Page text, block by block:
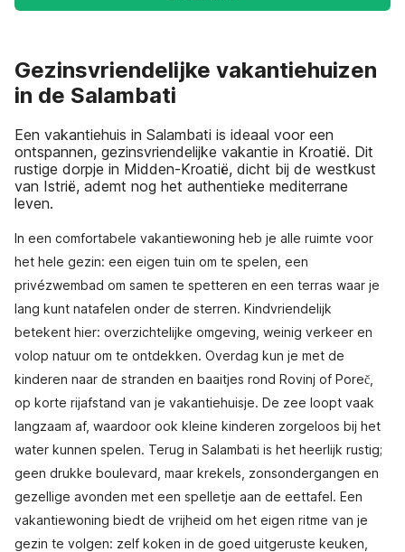
Gezinsvriendelijke vakantiehuizen
in de Salambati
Een vakantiehuis in Salambati is ideaal voor een
ontspannen, gezinsvriendelijke vakantie in Kroatië. Dit
rustige dorpje in Midden-Kroatië, dicht bij de westkust
van Istrië, ademt nog het authentieke mediterrane
leven.
In een comfortabele vakantiewoning heb je alle ruimte voor
het hele gezin: een eigen tuin om te spelen, een
privézwembad om samen te spetteren en een terras waar je
lang kunt natafelen onder de sterren. Kindvriendelijk
betekent hier: overzichtelijke omgeving, weinig verkeer en
volop natuur om te ontdekken. Overdag kun je met de
kinderen naar de stranden en baaitjes rond Rovinj of Poreč,
op korte rijafstand van je vakantiehuisje. De zee loopt vaak
langzaam af, waardoor ook kleine kinderen zorgeloos bij het
water kunnen spelen. Terug in Salambati is het heerlijk rustig;
geen drukke boulevard, maar krekels, zonsondergangen en
gezellige avonden met een spelletje aan de eettafel. Een
vakantiewoning biedt de vrijheid om het eigen ritme van je
gezin te volgen: zelf koken in de goed uitgeruste keuken,